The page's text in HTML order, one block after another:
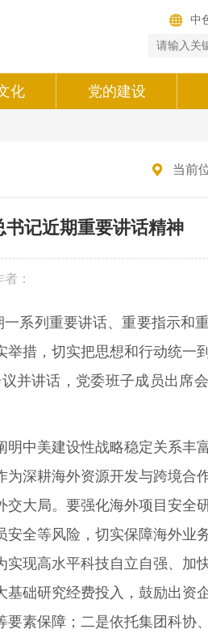
中
化 党的建设
当前
记近期重要讲话精神
者：
系列重要讲话、重要指示和
措，切实把思想和行动统一
并讲话，党委班子成员出席
中美建设性战略稳定关系丰
深耕海外资源开发与跨境合
大局。要强化海外项目安全
全等风险，切实保障海外业
现高水平科技自立自强、加
础研究经费投入，鼓励出资
素保障；二是依托集团科协